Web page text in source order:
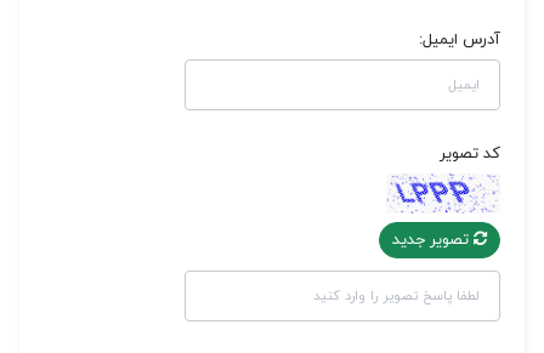
آدرس ایمیل:
کد تصویر
تصویر جدید